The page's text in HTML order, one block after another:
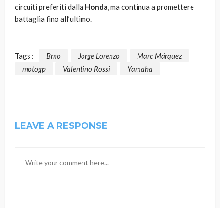
circuiti preferiti dalla Honda, ma continua a promettere
battaglia fino all’ultimo.
Tags : Brno Jorge Lorenzo
Marc Márquez
motogp
Valentino Rossi Yamaha
LEAVE A RESPONSE